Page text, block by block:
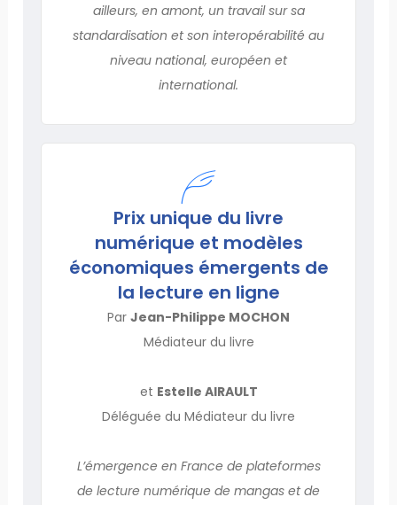
ailleurs, en amont, un travail sur sa
standardisation et son interopérabilité au
niveau national, européen et
international.
Prix unique du livre
numérique et modèles
économiques émergents de
la lecture en ligne
Par Jean-Philippe MOCHON
Médiateur du livre
et Estelle AIRAULT
Déléguée du Médiateur du livre
L’émergence en France de plateformes
de lecture numérique de mangas et de